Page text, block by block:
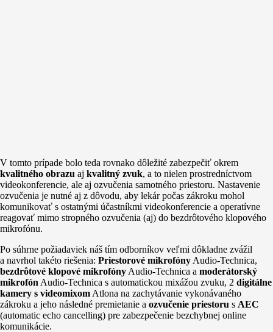
V tomto prípade bolo teda rovnako dôležité zabezpečiť okrem
kvalitného obrazu aj kvalitný zvuk, a to nielen prostredníctvom
videokonferencie, ale aj ozvučenia samotného priestoru. Nastavenie
ozvučenia je nutné aj z dôvodu, aby lekár počas zákroku mohol
komunikovať s ostatnými účastníkmi videokonferencie a operatívne
reagovať mimo stropného ozvučenia (aj) do bezdrôtového klopového
mikrofónu.
Po súhrne požiadaviek náš tím odborníkov veľmi dôkladne zvážil
a navrhol takéto riešenia: Priestorové mikrofóny Audio-Technica,
bezdrôtové klopové mikrofóny Audio-Technica a moderátorský
mikrofón Audio-Technica s automatickou mixážou zvuku, 2 digitálne
kamery s videomixom Atlona na zachytávanie vykonávaného
zákroku a jeho následné premietanie a ozvučenie priestoru s AEC
(automatic echo cancelling) pre zabezpečenie bezchybnej online
komunikácie.